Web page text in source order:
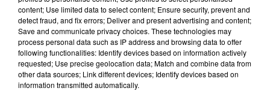
Flash infos
Crédit :Flash infos
podcasts/2023/05/2023-05-02_8H_02052023.mp3
content; Use limited data to select content; Ensure security, prevent and
detect fraud, and fix errors; Deliver and present advertising and content;
Save and communicate privacy choices. These technologies may
process personal data such as IP address and browsing data to offer
following functionalities: Identify devices based on information actively
requested; Use precise geolocation data; Match and combine data from
other data sources; Link different devices; Identify devices based on
information transmitted automatically.